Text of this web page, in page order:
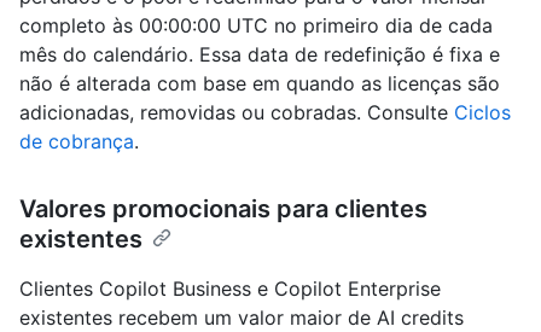
completo às 00:00:00 UTC no primeiro dia de cada
mês do calendário. Essa data de redefinição é fixa e
não é alterada com base em quando as licenças são
adicionadas, removidas ou cobradas. Consulte Ciclos
de cobrança.
Valores promocionais para clientes
existentes
Clientes Copilot Business e Copilot Enterprise
existentes recebem um valor maior de AI credits